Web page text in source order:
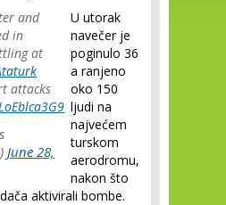
and
in
at
attacks
June 28,
U utorak
navečer je
poginulo 36
a ranjeno
oko 150
ljudi na
najvećem
turskom
aerodromu,
nakon što
aktivirali bombe.